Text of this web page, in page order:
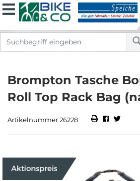
Brompton Tasche
Roll Top Rack Bag
Artikelnummer 26228